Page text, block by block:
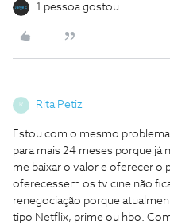
1 pessoa gostou
R Rita Petiz
Estou com o mesmo
para mais 24 meses porque já
me baixar o valor e oferecer o
oferecessem os tv cine não
renegociação porque
tipo Netflix, prime ou hbo.